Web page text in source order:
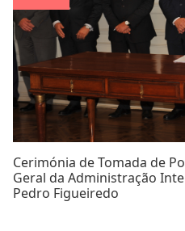
Cerimónia de Tomada de
Geral da Administração
Pedro Figueiredo